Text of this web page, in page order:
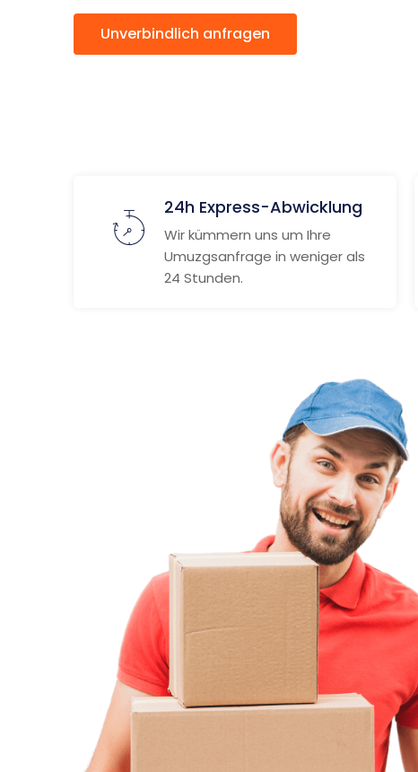
Unverbindlich anfragen
24h Express-Abwicklung
Wir kümmern uns um Ihre
Umuzgsanfrage in weniger als
24 Stunden.